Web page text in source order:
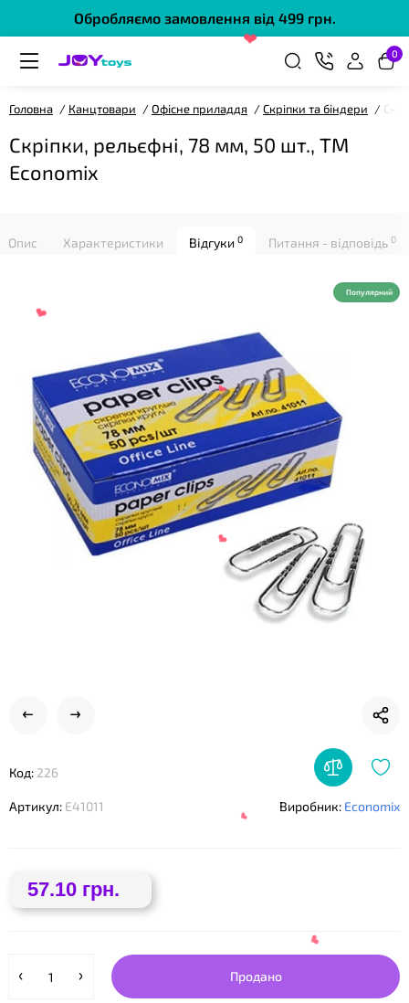
Обробляємо замовлення від 499 грн.
0
Головна Канцтовари Офісне приладдя Скріпки та біндери
Скріпки, рельєфні, 78 мм, 50 шт., ТМ
Economix
Опис Характеристики Відгуки 0 Питання - відповідь 0
Популярний
Код: 226
Артикул: E41011 Виробник: Economix
57.10 грн.
Продано
❤
❤
❤